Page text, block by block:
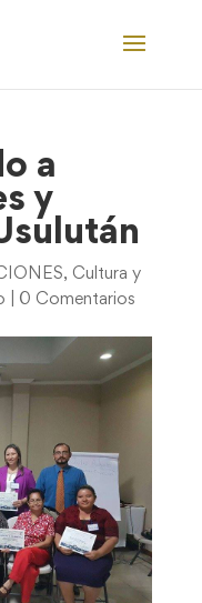
a
y
, Cultura y
0 Comentarios